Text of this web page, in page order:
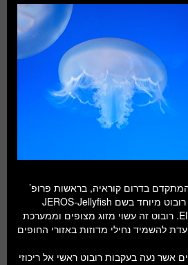
המתקדם בדרום קוראיה, בראשות פרופ’
היון מיונג (Myung), פיתחו רובוט מיוחד בשם JEROS-Jellyfish
Elimination Robotic Swarm. רובוט זה עשוי מזוג מצופים וממערכת
להשמיד נחילי מדוזות באזורי החופים
אשר נעה בעקבות רובוט ראשי אל ריכוזי